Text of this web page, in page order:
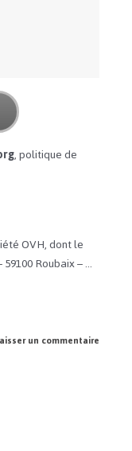
, politique de
OVH, dont le
Roubaix – …
un commentaire